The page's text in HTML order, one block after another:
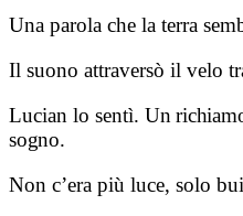
Una parola che la terra
Il suono attraversò il velo
Lucian lo sentì. Un
sogno.
Non c’era più luce, solo